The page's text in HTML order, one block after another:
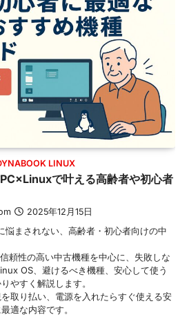
LINUX
で叶える高齢者や初心者
2025年12月15日
まされない、高齢者・初心者向けの中
頼性の高い中古機種を中心に、失敗しな
OS、避けるべき機種、安心して使う
やすく解説します。
を取り払い、電源を入れたらすぐ使える安
適な内容です。